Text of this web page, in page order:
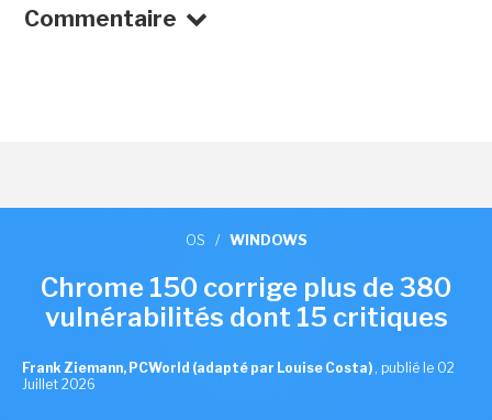
Commentaire
OS / WINDOWS
Chrome 150 corrige plus de 380
vulnérabilités dont 15 critiques
Frank Ziemann, PCWorld (adapté par Louise Costa) , publié le 02
Juillet 2026